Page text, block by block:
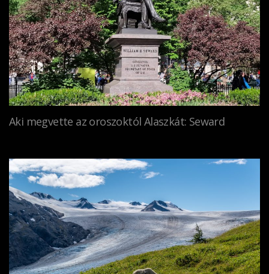
Aki megvette az oroszoktól Alaszkát: Seward